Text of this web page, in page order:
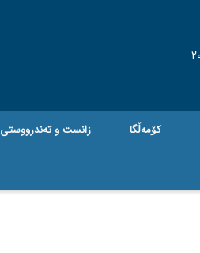
کۆمەڵگا زانست و تەندرووستی